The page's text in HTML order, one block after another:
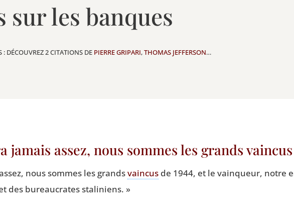
sur les banques
DÉCOUVREZ 2 CITATIONS DE PIERRE GRIPARI,THOMAS JEFFERSON…
jamais assez, nous sommes les grands
nous sommes les grandsvain­cusde 1944, et le vain­queur, notre
des bureau­crates staliniens. »